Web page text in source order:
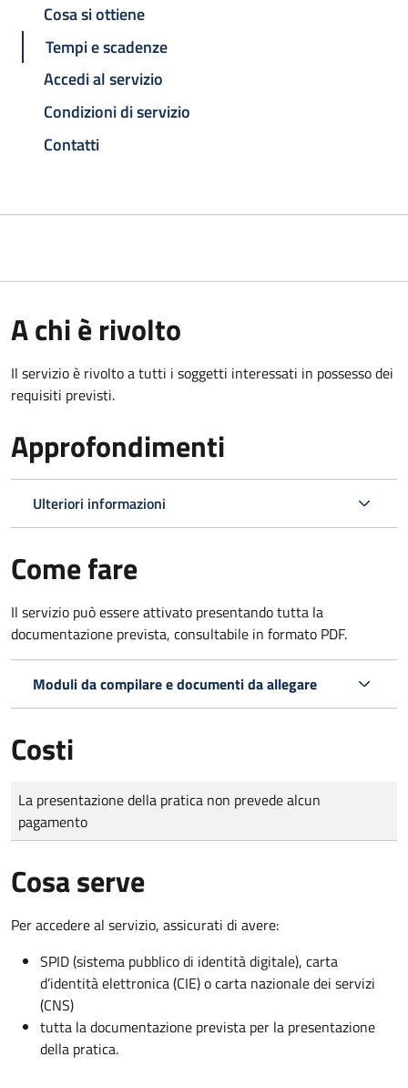
Cosa si ottiene
Tempi e scadenze
Accedi al servizio
Condizioni di servizio
Contatti
A chi è rivolto
Il servizio è rivolto a tutti i soggetti interessati in possesso dei
requisiti previsti.
Approfondimenti
Ulteriori informazioni
Come fare
Il servizio può essere attivato presentando tutta la
documentazione prevista, consultabile in formato PDF.
Moduli da compilare e documenti da allegare
Costi
Tipo di pagamento
Importo
La presentazione della pratica non prevede alcun
pagamento
Cosa serve
Per accedere al servizio, assicurati di avere:
SPID (sistema pubblico di identità digitale), carta
d’identità elettronica (CIE) o carta nazionale dei servizi
(CNS)
tutta la documentazione prevista per la presentazione
della pratica.